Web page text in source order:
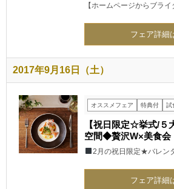
【ホームページからブラ
フェア詳細
2017年9月16日（土）
オススメフェア 特典付 試
【祝日限定☆挙式/５
空間◆贅沢W×美食会
2月の祝日限定★バレン
フェア詳細